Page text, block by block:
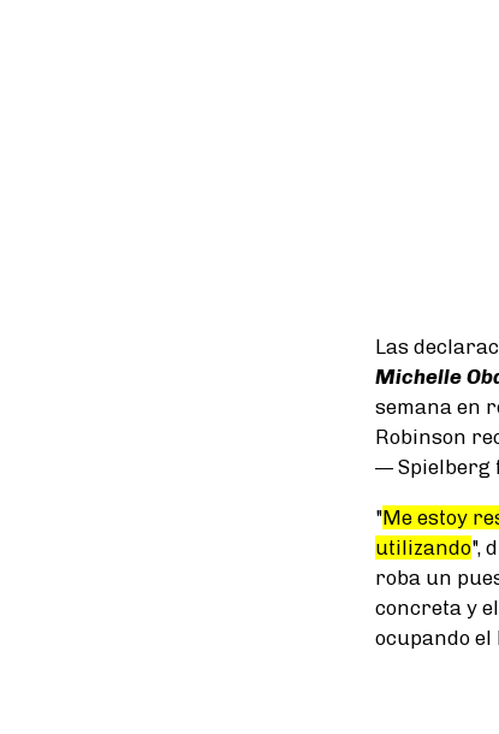
Las
Michelle
semana en
Robinson
— Spielberg
"Me estoy
utilizando",
roba un
concreta y
ocupando el